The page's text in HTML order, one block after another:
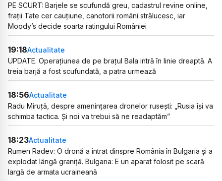
PE SCURT: Barjele se scufundă greu, cadastrul revine online,
frații Tate cer cauțiune, canotorii români strălucesc, iar
Moody’s decide soarta ratingului României
19:18Actualitate
UPDATE. Operațiunea de pe brațul Bala intră în linie dreaptă. A
treia barjă a fost scufundată, a patra urmează
18:56Actualitate
Radu Miruță, despre amenințarea dronelor rusești: „Rusia își va
schimba tactica. Și noi va trebui să ne readaptăm”
18:23Actualitate
Rumen Radev: O dronă a intrat dinspre România în Bulgaria și a
explodat lângă graniță. Bulgaria: E un aparat folosit pe scară
largă de armata ucraineană